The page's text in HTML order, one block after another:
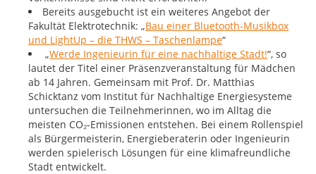
Bereits ausgebucht ist ein weiteres Angebot der
Fakultät Elektrotechnik: „Bau einer Bluetooth-Musikbox
und LightUp – die THWS – Taschenlampe“
„Werde Ingenieurin für eine nachhaltige Stadt!“, so
lautet der Titel einer Präsenzveranstaltung für Mädchen
ab 14 Jahren. Gemeinsam mit Prof. Dr. Matthias
Schicktanz vom Institut für Nachhaltige Energiesysteme
untersuchen die Teilnehmerinnen, wo im Alltag die
meisten CO₂-Emissionen entstehen. Bei einem Rollenspiel
als Bürgermeisterin, Energieberaterin oder Ingenieurin
werden spielerisch Lösungen für eine klimafreundliche
Stadt entwickelt.